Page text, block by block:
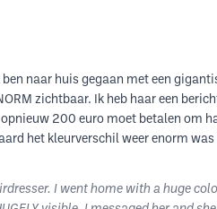
naar huis gegaan met een
zichtbaar. Ik heb haar een
200 euro moet betalen om
het kleurverschil weer enorm
I went home with a huge